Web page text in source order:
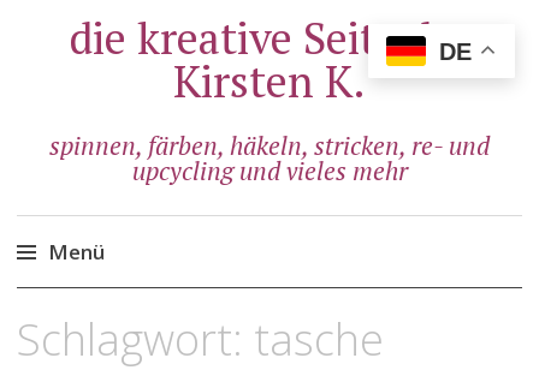
die kreative Seite der
Kirsten K.
spinnen, färben, häkeln, stricken, re- und
upcycling und vieles mehr
Menü
Inhalt
Schlagwort: tasche
DE